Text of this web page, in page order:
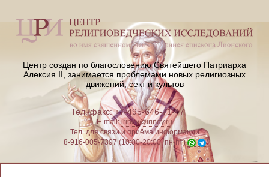
Центр создан по благословению Святейшего Патриарха
Алексия II, занимается проблемами новых религиозных
движений, сект и культов
Тел./факс: +7-495-646-71-47
E-mail:iriney@iriney.ru
Тел. для связи и приёма информации
8-916-005-7397 (10:00-20:00, пн-пт)